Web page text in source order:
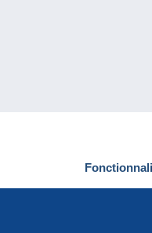
Nouveautés